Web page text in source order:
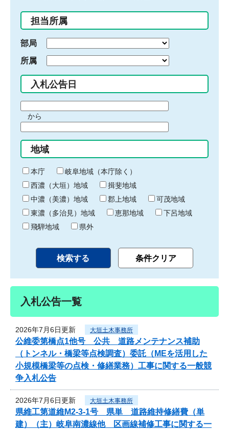
入
力
担当所属
部局
所属
入札公告日
間
始
り
から
間
終
わ
り
地域
本庁
岐阜地域（本庁除く）
西濃（大垣）地域
揖斐地域
中濃（美濃）地域
郡上地域
可茂地域
東濃（多治見）地域
恵那地域
下呂地域
飛騨地域
県外
入札公告一覧
2026年7月6日更新 大垣土木事務所
公維委第橋点1他号 公共 道路メンテナンス補助
（トンネル・橋梁等点検調査）委託（MEを活用した
小規模橋梁等の点検・修繕業務）工事に関する一般競
争入札公告
2026年7月6日更新 大垣土木事務所
県維工第道維M2-3-1号 県単 道路維持修繕費（単
建）（主）岐阜南濃線他 区画線補修工事に関する一